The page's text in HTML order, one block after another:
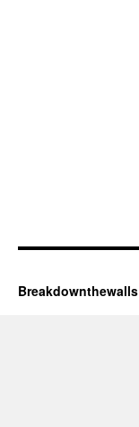
Breakdownthewalls